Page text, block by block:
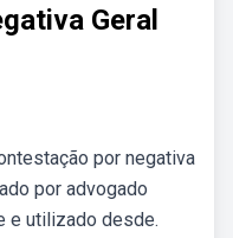
Geral
por negativa
por advogado
e utilizado desde.